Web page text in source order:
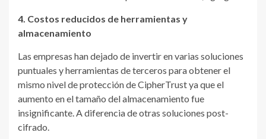
4. Costos reducidos de herramientas y
almacenamiento
Las empresas han dejado de invertir en varias soluciones
puntuales y herramientas de terceros para obtener el
mismo nivel de protección de CipherTrust ya que el
aumento en el tamaño del almacenamiento fue
insignificante. A diferencia de otras soluciones post-
cifrado.